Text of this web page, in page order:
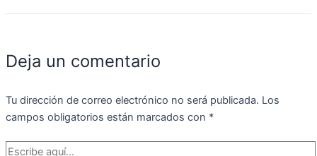
Deja un comentario
Tu dirección de correo electrónico no será publicada. Los
campos obligatorios están marcados con *
Escribe